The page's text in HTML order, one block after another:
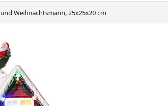
Weihnachtsmann, 25x25x20 cm